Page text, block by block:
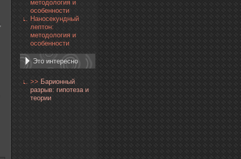
методология и
особенности
Наносекундный
лептон:
методология и
особенности
Это интересно
>> Барионный
разрыв: гипотеза и
теории